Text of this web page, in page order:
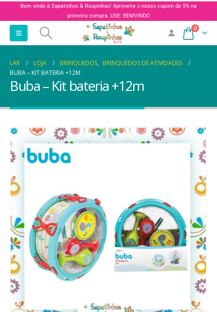
Bem vindo à Sapatinhos & Roupinhas! Aproveite o nosso cupom de 5% na
primeira compra. USE: BEMVINDO
0
LAR LOJA BRINQUEDOS, BRINQUEDOS DE ATIVIDADES
BUBA – KIT BATERIA +12M
Buba – Kit bateria +12m